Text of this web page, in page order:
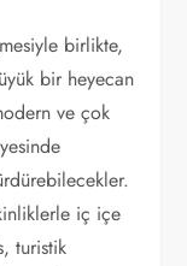
birlikte,
bir heyecan
ve çok
iç içe
turistik